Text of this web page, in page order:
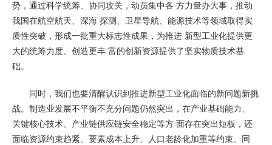
势，通过科学统筹、协同攻关，动员集中各 方力量办大事，推动
我国在航空航天、深海 探测、卫星导航、能源技术等领域取得实
质性突破，形成一批重大标志性成果，为推进 新型工业化提供更
大的统筹力度、创造更丰 富的创新资源提供了坚实物质技术基
础。
同时，我们也要清醒认识到推进新型工业化面临的新问题新挑
战。制造业发展不平衡不充分问题仍然突出，在产业基础能力、
关键核心技术、产业链供应链安全稳定等方 面存在突出短板，还
面临资源约束趋紧、要素成本上升、人口老龄化加重等约束。同